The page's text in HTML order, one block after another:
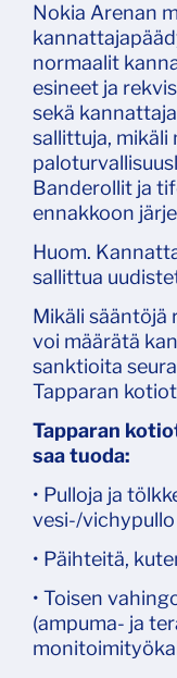
Nokia Arenan
normaalit
esineet ja
sekä
sallittuja, mikäli
Banderollit ja
ennakkoon
Huom.
sallittua
Mikäli sääntöjä
voi määrätä
sanktioita
Tapparan
Tapparan
saa tuoda:
• Pulloja ja
vesi-/vichypullo
• Päihteitä,
• Toisen
(ampuma- ja